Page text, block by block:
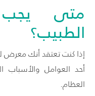
متى يجب
الطبيب؟
إذا كنت تعتقد أنك معرض
أحد العوامل
العظام.